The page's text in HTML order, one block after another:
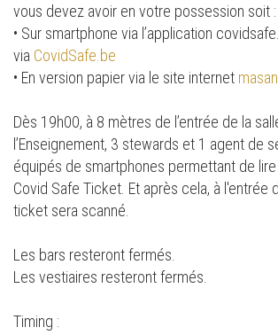
vous devez avoir en votre possession soit :
• Sur smartphone via l’application
via CovidSafe.be
• En version papier via le site internet
Dès 19h00, à 8 mètres de l’entrée de la
l’Enseignement, 3 stewards et 1 agent de
équipés de smartphones permettant de
Covid Safe Ticket. Et après cela, à l'entrée
ticket sera scanné.
Les bars resteront fermés.
Les vestiaires resteront fermés.
Timing :